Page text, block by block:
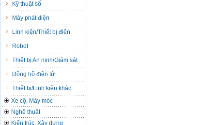
Kỹ thuật số
Máy phát điện
Linh kiện/Thiết bị điện
Robot
Thiết bị An ninh/Giám sát
Đồng hồ điện tử
Thiết bị/Linh kiện khác
Xe cộ, Máy móc
Nghệ thuật
Kiến trúc, Xây dựng